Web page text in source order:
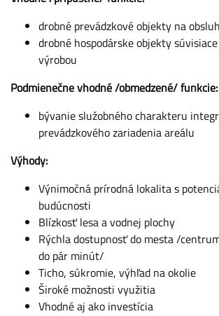
drobné prevádzkové objekty na
drobné hospodárske objekty
výrobou
Podmienečne vhodné /obmedzené/ funkcie:
bývanie služobného charakteru
prevádzkového zariadenia areálu
Výhody:
Výnimočná prírodná lokalita s
budúcnosti
Blízkosť lesa a vodnej plochy
Rýchla dostupnosť do mesta /
do pár minút/
Ticho, súkromie, výhľad na okolie
Široké možnosti využitia
Vhodné aj ako investícia